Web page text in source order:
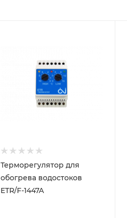
Терморегулятор для
обогрева водостоков
ETR/F-1447A